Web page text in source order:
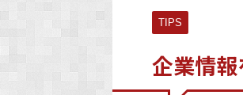
TIPS
企業情